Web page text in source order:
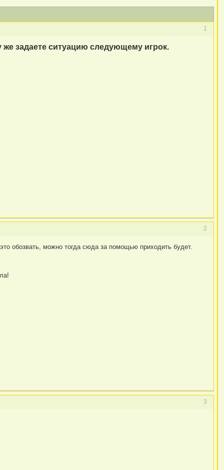
1
задаете ситуацию следующему игрок.
2
обозвать, можно тогда сюда за помощью приходить будет.
3